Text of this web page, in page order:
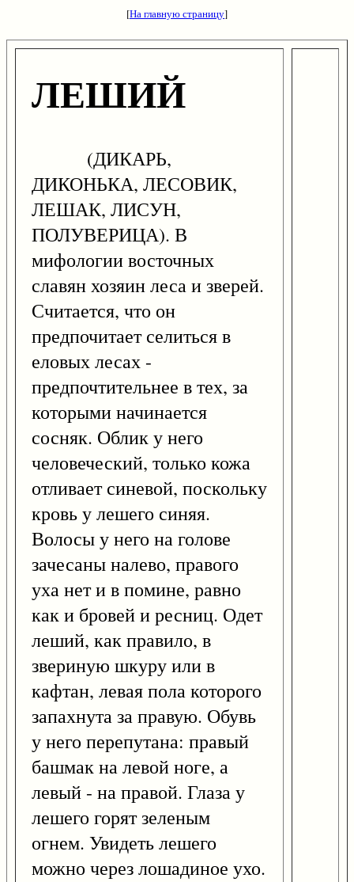
[На главную страницу]
ЛЕШИЙ
(ДИКАРЬ,
ДИКОНЬКА, ЛЕСОВИК,
ЛЕШАК, ЛИСУН,
ПОЛУВЕРИЦА). В
мифологии восточных
славян хозяин леса и зверей.
Считается, что он
предпочитает селиться в
еловых лесах -
предпочтительнее в тех, за
которыми начинается
сосняк. Облик у него
человеческий, только кожа
отливает синевой, поскольку
кровь у лешего синяя.
Волосы у него на голове
зачесаны налево, правого
уха нет и в помине, равно
как и бровей и ресниц. Одет
леший, как правило, в
звериную шкуру или в
кафтан, левая пола которого
запахнута за правую. Обувь
у него перепутана: правый
башмак на левой ноге, а
левый - на правой. Глаза у
лешего горят зеленым
огнем. Увидеть лешего
можно через лошадиное ухо.